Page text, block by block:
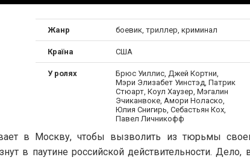
Жанр боевик, триллер, криминал
Країна США
У ролях
Брюс Уиллис, Джей Кортни,
Мэри Элизабет Уинстэд, Патрик
Стюарт, Коул Хаузер, Мэгалин
Эчиканвоке, Амори Ноласко,
Юлия Снигирь, Себастьян Кох,
Павел Личникофф
в Москву, чтобы вызволить из тюрьмы
в паутине российской действительности.